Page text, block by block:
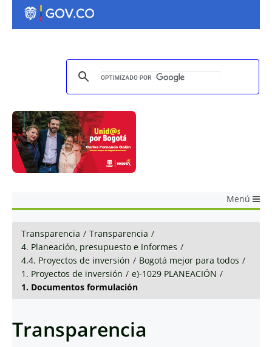
Menú
Transparencia / Transparencia /
4. Planeación, presupuesto e Informes /
4.4. Proyectos de inversión / Bogotá mejor para todos /
1. Proyectos de inversión / e)-1029 PLANEACIÓN /
1. Documentos formulación
Transparencia